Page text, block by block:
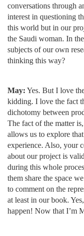
conversations through
interest in questioning
this world but in our
the Saudi woman. In
subjects of our own
thinking this way?
May: Yes. But I love
kidding. I love the fact
dichotomy between
The fact of the matter
allows us to explore
experience. Also, your
about our project is
during this whole
them share the space
to comment on the
at least in our book.
happen! Now that I’m